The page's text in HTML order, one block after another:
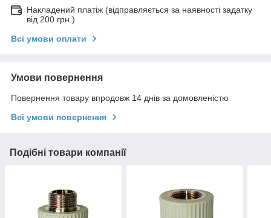
Накладений платіж (відправляється за наявності задатку
від 200 грн.)
Всі умови оплати
Умови повернення
Повернення товару впродовж 14 днів за домовленістю
Всі умови повернення
Подібні товари компанії